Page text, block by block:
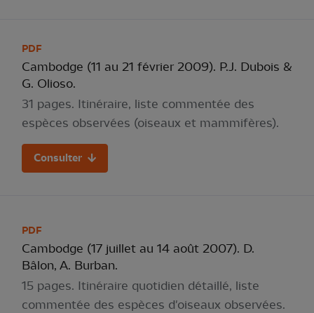
PDF
Cambodge (11 au 21 février 2009). P.J. Dubois &
G. Olioso.
31 pages. Itinéraire, liste commentée des
espèces observées (oiseaux et mammifères).
Consulter
PDF
Cambodge (17 juillet au 14 août 2007). D.
Bâlon, A. Burban.
15 pages. Itinéraire quotidien détaillé, liste
commentée des espèces d'oiseaux observées.